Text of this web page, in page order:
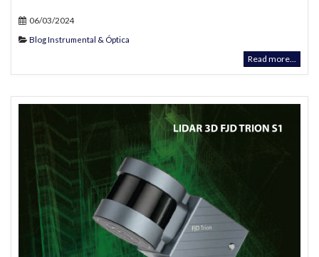
06/03/2024
Blog Instrumental & Óptica
Read more...